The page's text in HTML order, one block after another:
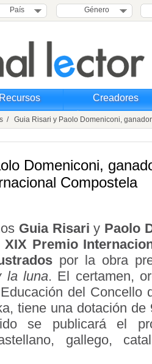
País Género
Recursos Creadores
/ Guia Risari y Paolo Domeniconi,
Domeniconi,
Compostela
Guia Risari y Paolo
XIX Premio
por la obra
la luna. El certamen,
del Concello
tiene una dotación de
se publicará el
gallego,